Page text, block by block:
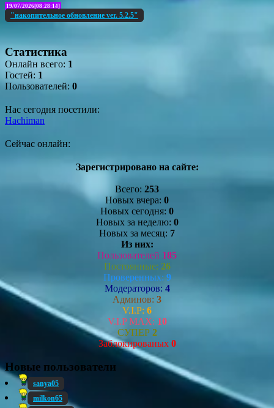
19/07/2026[08:28:14]
"накопительное обновление ver. 5.2.5"
Статистика
Онлайн всего: 1
Гостей: 1
Пользователей: 0
Нас сегодня посетили:
Hachiman
Сейчас онлайн:
Зарегистрировано на сайте:
Всего: 253
Новых вчера: 0
Новых сегодня: 0
Новых за неделю: 0
Новых за месяц: 7
Из них:
Пользователей 185
Постоянные: 26
Проверенных: 9
Модераторов: 4
Админов: 3
V.I.P: 6
V.I.P MAX: 10
СУПЕР 2
Заблокированых 0
Новые пользователи
sanya05
milkon65